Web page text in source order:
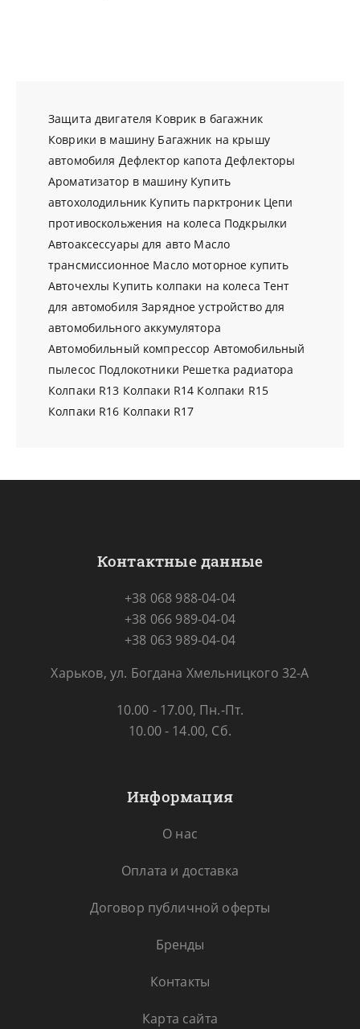
Защита двигателя Коврик в багажник
Коврики в машину Багажник на крышу
автомобиля Дефлектор капота Дефлекторы
Ароматизатор в машину Купить
автохолодильник Купить парктроник Цепи
противоскольжения на колеса Подкрылки
Автоаксессуары для авто Масло
трансмиссионное Масло моторное купить
Авточехлы Купить колпаки на колеса Тент
для автомобиля Зарядное устройство для
автомобильного аккумулятора
Автомобильный компрессор Автомобильный
пылесос Подлокотники Решетка радиатора
Колпаки R13 Колпаки R14 Колпаки R15
Колпаки R16 Колпаки R17
Контактные данные
+38 068 988-04-04
+38 066 989-04-04
+38 063 989-04-04
Харьков, ул. Богдана Хмельницкого 32-А
10.00 - 17.00, Пн.-Пт.
10.00 - 14.00, Сб.
Информация
О нас
Оплата и доставка
Договор публичной оферты
Бренды
Контакты
Карта сайта